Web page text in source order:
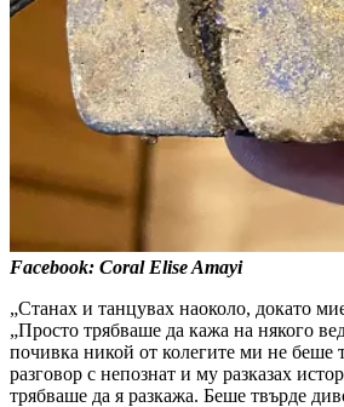
Facebook: Coral Elise Amayi
„Станах и танцувах наоколо, докато
„Просто трябваше да кажа на някого
почивка никой от колегите ми не беше
разговор с непознат и му разказах
трябваше да я разкажа. Беше твърде